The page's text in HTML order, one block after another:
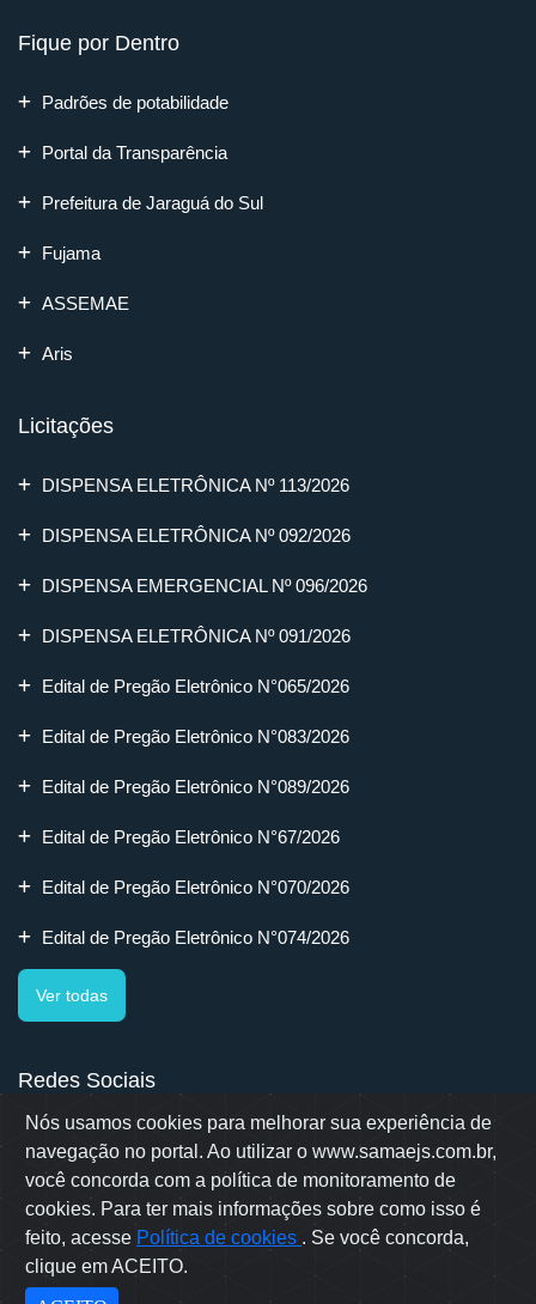
Nós usamos cookies para melhorar sua experiência de
navegação no portal. Ao utilizar o www.samaejs.com.br,
você concorda com a política de monitoramento de
cookies. Para ter mais informações sobre como isso é
feito, acesse Política de cookies . Se você concorda,
clique em ACEITO.
Fique por Dentro
Padrões de potabilidade
Portal da Transparência
Prefeitura de Jaraguá do Sul
Fujama
ASSEMAE
Aris
Licitações
DISPENSA ELETRÔNICA Nº 113/2026
DISPENSA ELETRÔNICA Nº 092/2026
DISPENSA EMERGENCIAL Nº 096/2026
DISPENSA ELETRÔNICA Nº 091/2026
Edital de Pregão Eletrônico N°065/2026
Edital de Pregão Eletrônico N°083/2026
Edital de Pregão Eletrônico N°089/2026
Edital de Pregão Eletrônico N°67/2026
Edital de Pregão Eletrônico N°070/2026
Edital de Pregão Eletrônico N°074/2026
Ver todas
Redes Sociais
Rua Erwino Menegotti, 478 - Bairro Água Verde - Jaraguá do Sul
- SC
Samae © 2022 - Todos os direitos reservados
Desenvolvido por: OWL Mídia Agência Digital